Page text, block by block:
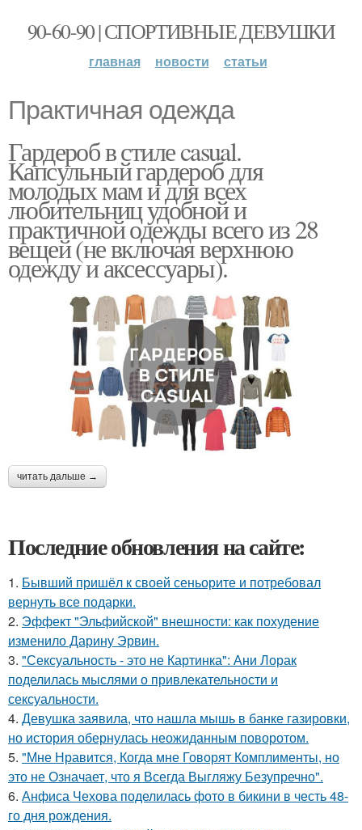
90-60-90 | СПОРТИВНЫЕ ДЕВУШКИ
главная новости статьи
Практичная одежда
Гардероб в стиле casual.
Капсульный гардероб для
молодых мам и для всех
любительниц удобной и
практичной одежды всего из 28
вещей (не включая верхнюю
одежду и аксессуары).
читать дальше →
Последние обновления на сайте:
1. Бывший пришёл к своей сеньорите и потребовал
вернуть все подарки.
2. Эффект "Эльфийской" внешности: как похудение
изменило Дарину Эрвин.
3. "Сексуальность - это не Картинка": Ани Лорак
поделилась мыслями о привлекательности и
сексуальности.
4. Девушка заявила, что нашла мышь в банке газировки,
но история обернулась неожиданным поворотом.
5. "Мне Нравится, Когда мне Говорят Комплименты, но
это не Означает, что я Всегда Выгляжу Безупречно".
6. Анфиса Чехова поделилась фото в бикини в честь 48-
го дня рождения.